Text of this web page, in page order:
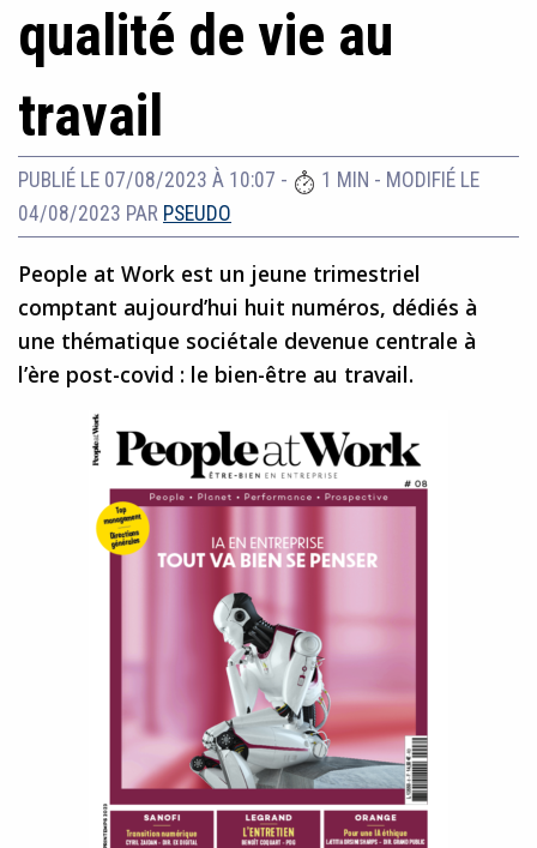
qualité de vie au
travail
PUBLIÉ LE 07/08/2023 À 10:07 - 1 MIN - MODIFIÉ LE
04/08/2023 PAR PSEUDO
People at Work est un jeune trimestriel
comptant aujourd’hui huit numéros, dédiés à
une thématique sociétale devenue centrale à
l’ère post-covid : le bien-être au travail.